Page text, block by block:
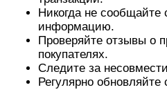
Никогда не
информацию.
Проверяйте отзывы о
покупателях.
Следите за
Регулярно